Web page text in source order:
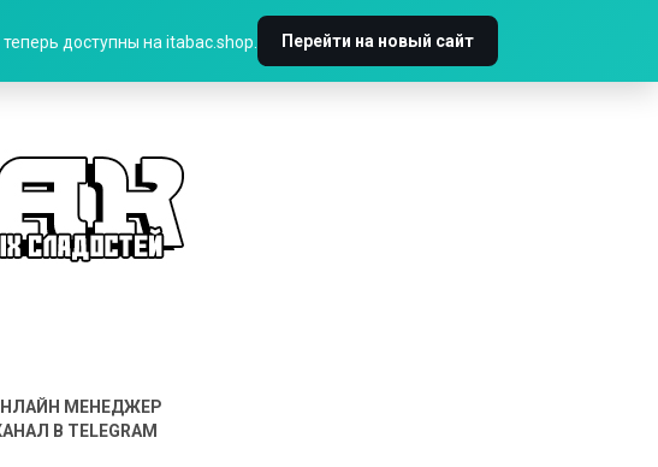
доступны на itabac.shop. Перейти на новый сайт
МЕНЕДЖЕР
В TELEGRAM